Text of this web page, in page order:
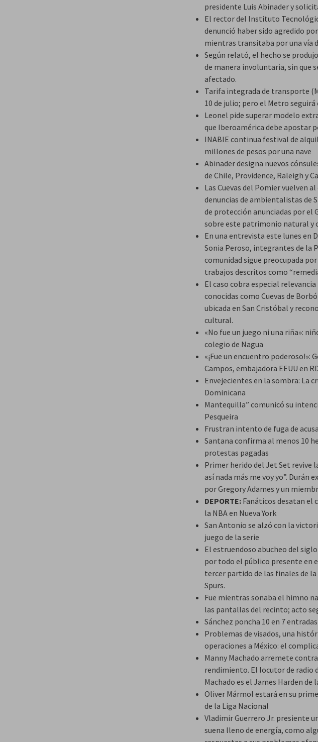
presidente Luis Abinader y
El rector del Instituto
denunció haber sido agredido
mientras transitaba por una vía
Según relató, el hecho se
de manera involuntaria, sin que
afectado.
Tarifa integrada de transporte
10 de julio; pero el Metro seguirá
Leonel pide superar modelo
que Iberoamérica debe apostar
INABIE continua festival de
millones de pesos por una nave
Abinader designa nuevos
de Chile, Providence, Raleigh y
Las Cuevas del Pomier vuelven
denuncias de ambientalistas de
de protección anunciadas por el
sobre este patrimonio natural y
En una entrevista este lunes en
Sonia Peroso, integrantes de la
comunidad sigue preocupada
trabajos descritos como
El caso cobra especial
conocidas como Cuevas de
ubicada en San Cristóbal y
cultural.
«No fue un juego ni una riña»:
colegio de Nagua
«¡Fue un encuentro poderoso!»:
Campos, embajadora EEUU en
Envejecientes en la sombra: La
Dominicana
Mantequilla” comunicó su
Pesqueira
Frustran intento de fuga de
Santana confirma al menos 10
protestas pagadas
Primer herido del Jet Set revive
así nada más me voy yo”. Durán
por Gregory Adames y un
DEPORTE: Fanáticos desatan el
la NBA en Nueva York
San Antonio se alzó con la
juego de la serie
El estruendoso abucheo del
por todo el público presente en
tercer partido de las finales de
Spurs.
​Fue mientras sonaba el himno
las pantallas del recinto; acto
Sánchez poncha 10 en 7
Problemas de visados, una
operaciones a México: el
Manny Machado arremete
rendimiento. El locutor de radio
Machado es el James Harden de
Oliver Mármol estará en su
de la Liga Nacional
Vladimir Guerrero Jr. presiente
suena lleno de energía, como